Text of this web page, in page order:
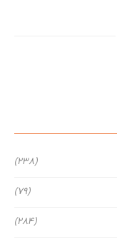
(238)
(79)
(284)